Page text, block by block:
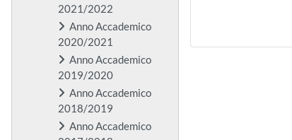
2021/2022
Anno Accademico
2020/2021
Anno Accademico
2019/2020
Anno Accademico
2018/2019
Anno Accademico